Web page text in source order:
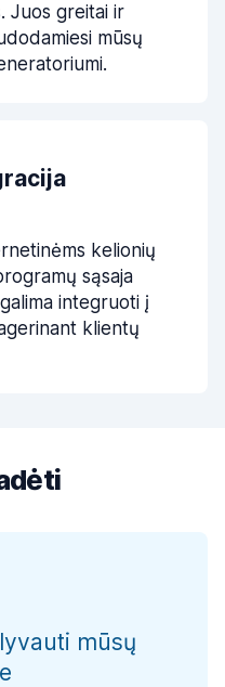
Juos greitai ir
mūsų
kelionių
sąsaja
integruoti į
klientų
mūsų